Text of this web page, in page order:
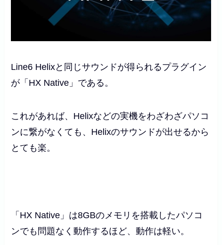
Line6 Helixと同じサウンドが得られるプラグイン
が「HX Native」である。
これがあれば、Helixなどの実機をわざわざパソコ
ンに繋がなくても、Helixのサウンドが出せるから
とても楽。
「HX Native」は8GBのメモリを搭載したパソコ
ンでも問題なく動作するほど、動作は軽い。